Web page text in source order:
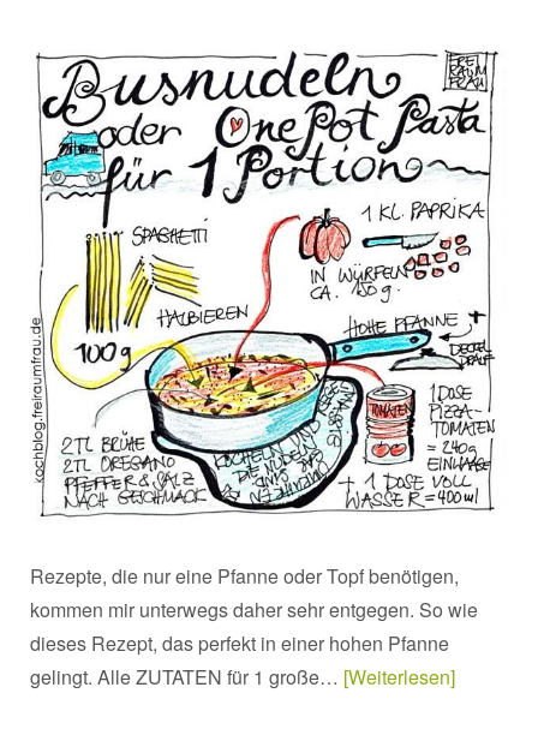
Rezepte, die nur eine Pfanne oder Topf benötigen,
kommen mir unterwegs daher sehr entgegen. So wie
dieses Rezept, das perfekt in einer hohen Pfanne
gelingt. Alle ZUTATEN für 1 große… Weiterlesen